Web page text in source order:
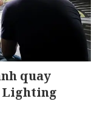
quay
Lighting